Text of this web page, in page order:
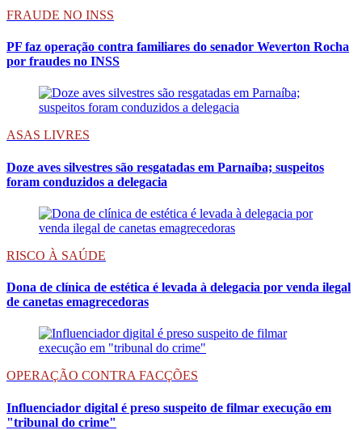
FRAUDE NO INSS
PF faz operação contra familiares do senador Weverton Rocha
por fraudes no INSS
ASAS LIVRES
Doze aves silvestres são resgatadas em Parnaíba; suspeitos
foram conduzidos a delegacia
RISCO À SAÚDE
Dona de clínica de estética é levada à delegacia por venda ilegal
de canetas emagrecedoras
OPERAÇÃO CONTRA FACÇÕES
Influenciador digital é preso suspeito de filmar execução em
"tribunal do crime"